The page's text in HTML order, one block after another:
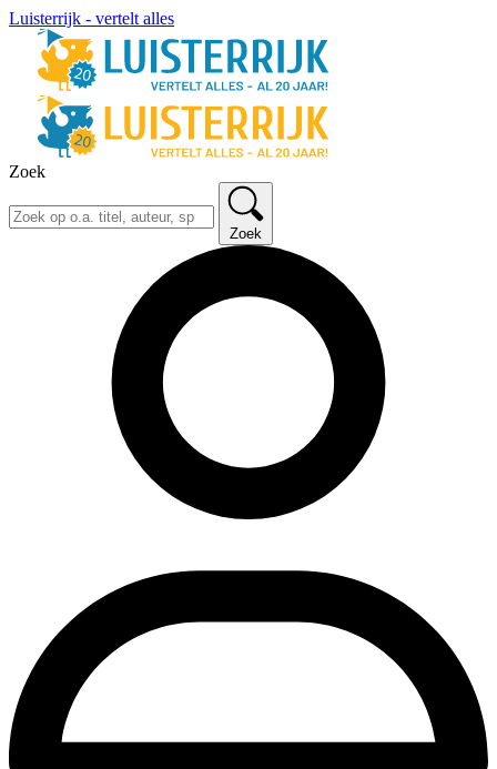
Luisterrijk - vertelt alles
Zoek
Zoek